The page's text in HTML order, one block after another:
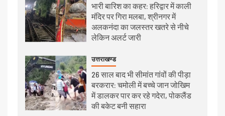
भारी बारिश का कहर: हरिद्वार में काली
मंदिर पर गिरा मलबा, श्रीनगर में
अलकनंदा का जलस्तर खतरे से नीचे
लेकिन अलर्ट जारी
उत्तराखण्ड
26 साल बाद भी सीमांत गांवों की पीड़ा
बरकरार: चमोली में बच्चे जान जोखिम
में डालकर पार कर रहे गदेरा, पोकलैंड
की बकेट बनी सहारा